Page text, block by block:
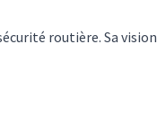
routière. Sa vision